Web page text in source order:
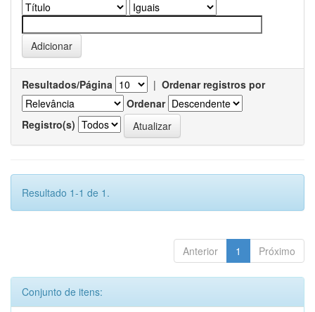
Resultados/Página | Ordenar registros por
Ordenar
Registro(s)
Resultado 1-1 de 1.
Anterior 1 Próximo
Conjunto de itens: